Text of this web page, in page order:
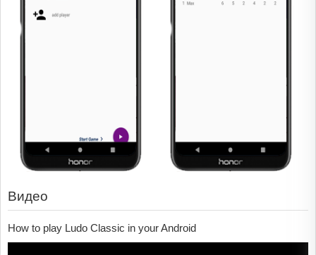
Видео
How to play Ludo Classic in your Android